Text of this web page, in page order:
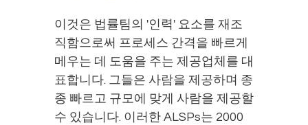
이것은 법률팀의 '인력' 요소를 재조
직함으로써 프로세스 간격을 빠르게
메우는 데 도움을 주는 제공업체를 대
표합니다. 그들은 사람을 제공하며 종
종 빠르고 규모에 맞게 사람을 제공할
수 있습니다. 이러한 ALSPs는 2000